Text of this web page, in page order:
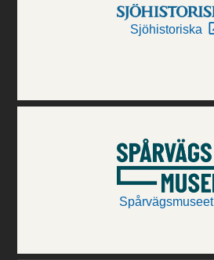
Sjöhistoriska
Spårvägsmuseet